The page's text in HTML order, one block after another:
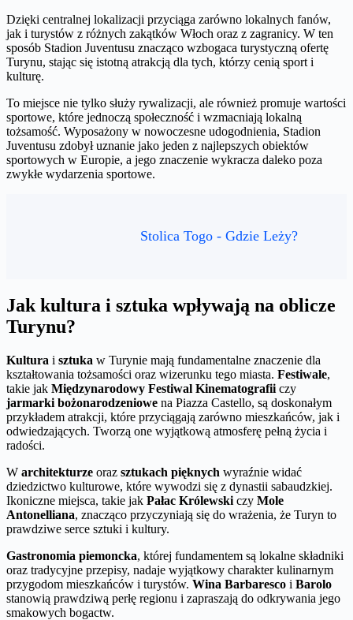
Dzięki centralnej lokalizacji przyciąga zarówno lokalnych fanów,
jak i turystów z różnych zakątków Włoch oraz z zagranicy. W ten
sposób Stadion Juventusu znacząco wzbogaca turystyczną ofertę
Turynu, stając się istotną atrakcją dla tych, którzy cenią sport i
kulturę.
To miejsce nie tylko służy rywalizacji, ale również promuje wartości
sportowe, które jednoczą społeczność i wzmacniają lokalną
tożsamość. Wyposażony w nowoczesne udogodnienia, Stadion
Juventusu zdobył uznanie jako jeden z najlepszych obiektów
sportowych w Europie, a jego znaczenie wykracza daleko poza
zwykłe wydarzenia sportowe.
Stolica Togo - Gdzie Leży?
Jak kultura i sztuka wpływają na oblicze
Turynu?
Kultura i sztuka w Turynie mają fundamentalne znaczenie dla
kształtowania tożsamości oraz wizerunku tego miasta. Festiwale,
takie jak Międzynarodowy Festiwal Kinematografii czy
jarmarki bożonarodzeniowe na Piazza Castello, są doskonałym
przykładem atrakcji, które przyciągają zarówno mieszkańców, jak i
odwiedzających. Tworzą one wyjątkową atmosferę pełną życia i
radości.
W architekturze oraz sztukach pięknych wyraźnie widać
dziedzictwo kulturowe, które wywodzi się z dynastii sabaudzkiej.
Ikoniczne miejsca, takie jak Pałac Królewski czy Mole
Antonelliana, znacząco przyczyniają się do wrażenia, że Turyn to
prawdziwe serce sztuki i kultury.
Gastronomia piemoncka, której fundamentem są lokalne składniki
oraz tradycyjne przepisy, nadaje wyjątkowy charakter kulinarnym
przygodom mieszkańców i turystów. Wina Barbaresco i Barolo
stanowią prawdziwą perłę regionu i zapraszają do odkrywania jego
smakowych bogactw.